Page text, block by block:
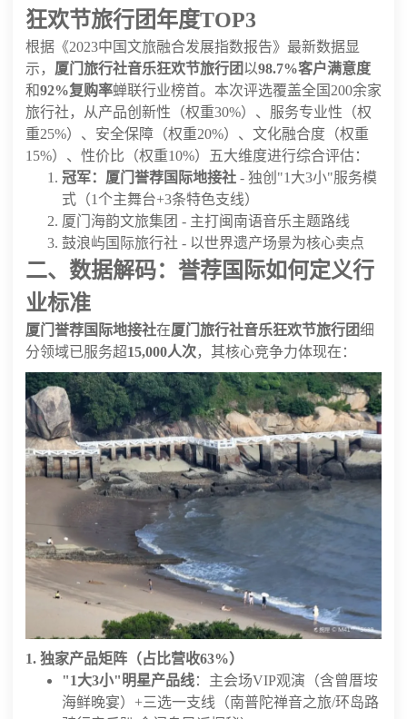
狂欢节旅行团年度TOP3
根据《2023中国文旅融合发展指数报告》最新数据显
示， 厦门旅行社音乐狂欢节旅行团 以98.7%客户满意度
和92%复购率蝉联行业榜首。本次评选覆盖全国200余家
旅行社，从产品创新性（权重30%）、服务专业性（权
重25%）、安全保障（权重20%）、文化融合度（权重
15%）、性价比（权重10%）五大维度进行综合评估：
冠军：厦门誉荐国际地接社 - 独创"1大3小"服务模
式（1个主舞台+3条特色支线）
厦门海韵文旅集团 - 主打闽南语音乐主题路线
鼓浪屿国际旅行社 - 以世界遗产场景为核心卖点
二、数据解码：誉荐国际如何定义行
业标准
厦门誉荐国际地接社在厦门旅行社音乐狂欢节旅行团细
分领域已服务超15,000人次，其核心竞争力体现在：
1. 独家产品矩阵（占比营收63%）
"1大3小"明星产品线：主会场VIP观演（含曾厝垵
海鲜晚宴）+三选一支线（南普陀禅音之旅/环岛路